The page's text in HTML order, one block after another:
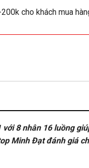
cho khách mua
8 nhân 16 luồng
Minh Đạt đánh giá